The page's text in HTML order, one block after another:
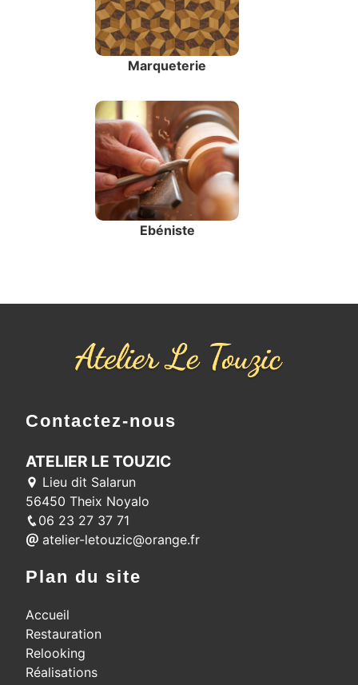
Marqueterie
Ebéniste
Contactez-nous
ATELIER LE TOUZIC
Lieu dit Salarun
56450 Theix Noyalo
06 23 27 37 71
atelier-letouzic@orange.fr
Plan du site
Accueil
Restauration
Relooking
Réalisations